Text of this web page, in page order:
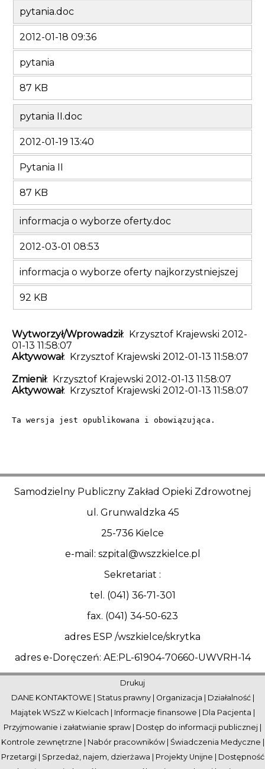
pytania.doc
2012-01-18 09:36
pytania
87 KB
pytania II.doc
2012-01-19 13:40
Pytania II
87 KB
informacja o wyborze oferty.doc
2012-03-01 08:53
informacja o wyborze oferty najkorzystniejszej
92 KB
Wytworzył/Wprowadził: Krzysztof Krajewski 2012-
01-13 11:58:07
Aktywował: Krzysztof Krajewski 2012-01-13 11:58:07
Zmienił: Krzysztof Krajewski 2012-01-13 11:58:07
Aktywował: Krzysztof Krajewski 2012-01-13 11:58:07
Ta wersja jest opublikowana i obowiązująca.
Samodzielny Publiczny Zakład Opieki Zdrowotnej
ul. Grunwaldzka 45
25-736 Kielce
e-mail: szpital@wszzkielce.pl
Sekretariat :
tel. (041) 36-71-301
fax. (041) 34-50-623
adres ESP /wszkielce/skrytka
adres e-Doręczeń: AE:PL-61904-70660-UWVRH-14
Drukuj
DANE KONTAKTOWE| Status prawny| Organizacja Działalność|
Majątek WSzZ w Kielcach
Informacje finansowe Dla Pacjenta
Przyjmowanie i załatwianie spraw
Dostęp do informacji publicznej
Kontrole zewnętrzne
Nabór pracowników| Świadczenia Medyczne
Przetargi| Sprzedaż, najem, dzierżawa Projekty Unijne
Dostępność